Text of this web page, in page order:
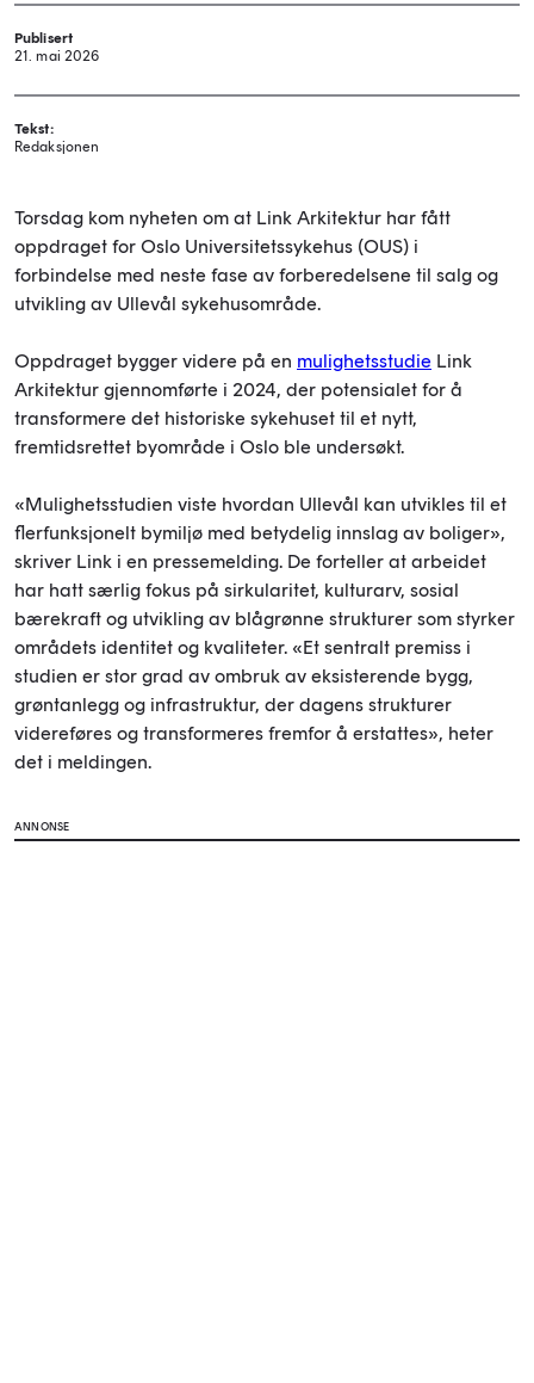
Publisert
21. mai 2026
Tekst:
Redaksjonen
Torsdag kom nyheten om at Link Arkitektur har fått
oppdraget for Oslo Universitetssykehus (OUS) i
forbindelse med neste fase av forberedelsene til salg og
utvikling av Ullevål sykehusområde.
Oppdraget bygger videre på en mulighetsstudie Link
Arkitektur gjennomførte i 2024, der potensialet for å
transformere det historiske sykehuset til et nytt,
fremtidsrettet byområde i Oslo ble undersøkt.
«Mulighetsstudien viste hvordan Ullevål kan utvikles til et
flerfunksjonelt bymiljø med betydelig innslag av boliger»,
skriver Link i en pressemelding. De forteller at arbeidet
har hatt særlig fokus på sirkularitet, kulturarv, sosial
bærekraft og utvikling av blågrønne strukturer som styrker
områdets identitet og kvaliteter. «Et sentralt premiss i
studien er stor grad av ombruk av eksisterende bygg,
grøntanlegg og infrastruktur, der dagens strukturer
videreføres og transformeres fremfor å erstattes», heter
det i meldingen.
ANNONSE